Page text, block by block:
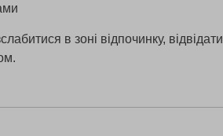
в зоні відпочинку, відвідати